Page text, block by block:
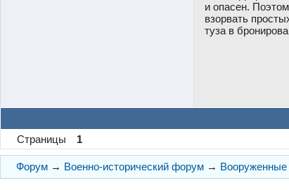
и опасен.
взорвать
туза в
Страницы
1
Форум → Военно-исторический форум → Вооруженные